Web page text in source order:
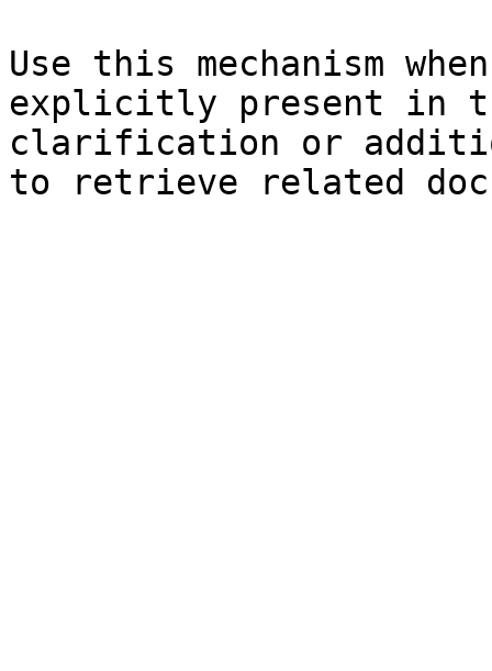
Use this mechanism
explicitly present in
clarification or